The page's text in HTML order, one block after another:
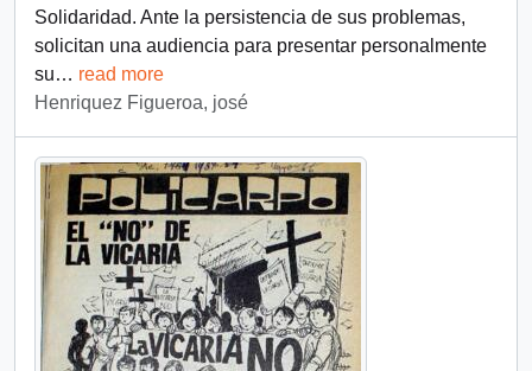
Solidaridad. Ante la persistencia de sus problemas,
solicitan una audiencia para presentar personalmente
su… read more
Henriquez Figueroa, josé